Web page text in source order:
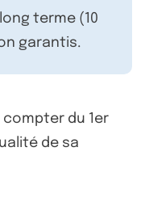
terme (10
garantis.
compter du 1er
de sa